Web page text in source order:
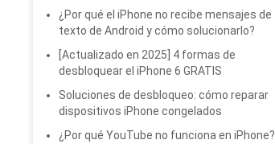
¿Por qué el iPhone no recibe mensajes de
texto de Android y cómo solucionarlo?
[Actualizado en 2025] 4 formas de
desbloquear el iPhone 6 GRATIS
Soluciones de desbloqueo: cómo reparar
dispositivos iPhone congelados
¿Por qué YouTube no funciona en iPhone?